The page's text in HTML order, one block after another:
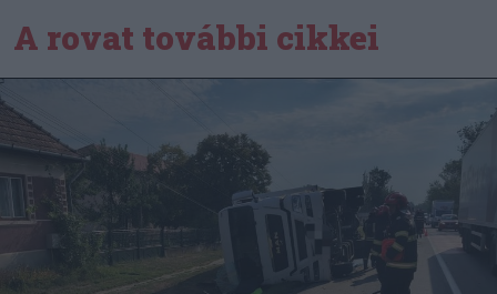
A rovat további cikkei